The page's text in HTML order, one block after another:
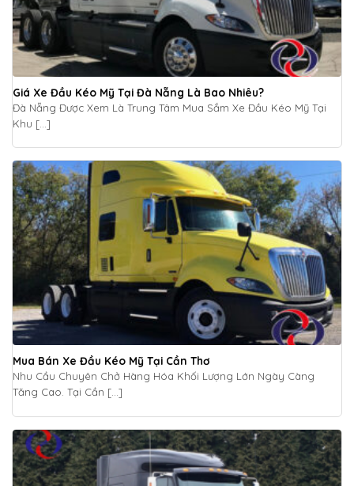
Giá Xe Đầu Kéo Mỹ Tại Đà Nẵng Là Bao Nhiêu?
Đà Nẵng Được Xem Là Trung Tâm Mua Sắm Xe Đầu Kéo Mỹ Tại
Khu [...]
Mua Bán Xe Đầu Kéo Mỹ Tại Cần Thơ
Nhu Cầu Chuyên Chở Hàng Hóa Khối Lượng Lớn Ngày Càng
Tăng Cao. Tại Cần [...]